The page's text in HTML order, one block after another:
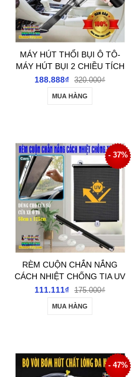
MÁY HÚT THỔI BỤI Ô TÔ-
MÁY HÚT BỤI 2 CHIỀU TÍCH
ĐIỆN CẦM TAY MINI ĐA NĂNG
188.888₫ 320.000₫
MUA HÀNG
- 37%
RÈM CUỘN CHẮN NẮNG
CÁCH NHIỆT CHỐNG TIA UV
DÙNG CHO CỬA SỔ CỬA
111.111₫ 175.000₫
MUA HÀNG
- 47%